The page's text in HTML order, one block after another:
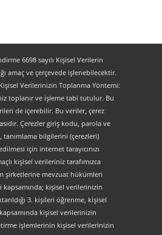
6698 sayılı Kişisel Verilerin
amaç ve çerçevede işlenebilecektir.
Verilerinizin Toplanma Yöntemi:
toplanır ve işleme tabi tutulur. Bu
de içerebilir. Bu veriler, çerez
Çerezler giriş kodu, parola ve
tanımlama bilgilerini (çerezleri)
için internet tarayıcınızı
kişisel verileriniz tarafımızca
şirketlerine mevzuat hükümleri
kapsamında; kişisel verilerinizin
3. kişileri öğrenme, kişisel
kişisel verilerinizin
işlemlerinin kişisel verilerinizin